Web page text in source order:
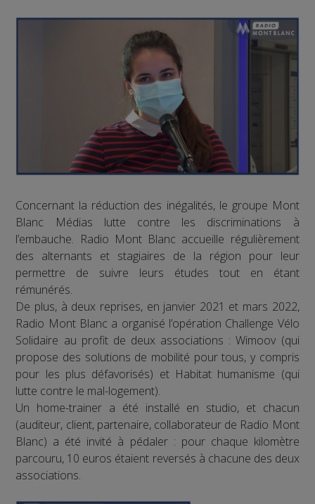
Concernant la réduction des inégalités, le groupe Mont
Blanc Médias lutte contre les discriminations à
l’embauche. Radio Mont Blanc accueille régulièrement
des alternants et stagiaires de la région pour leur
permettre de suivre leurs études tout en étant
rémunérés.
De plus, à deux reprises, en janvier 2021 et mars 2022,
Radio Mont Blanc a organisé l’opération Challenge Vélo
Solidaire au profit de deux associations : Wimoov (qui
propose des solutions de mobilité pour tous, y compris
pour les plus défavorisés) et Habitat humanisme (qui
lutte contre le mal-logement).
Un home-trainer a été installé en studio, et chacun
(auditeur, client, partenaire, collaborateur de Radio Mont
Blanc) a été invité à pédaler : pour chaque kilomètre
parcouru, 10 euros étaient reversés à chacune des deux
associations.